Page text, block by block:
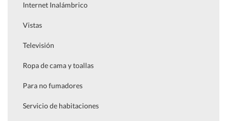
Internet Inalámbrico
Vistas
Televisión
Ropa de cama y toallas
Para no fumadores
Servicio de habitaciones